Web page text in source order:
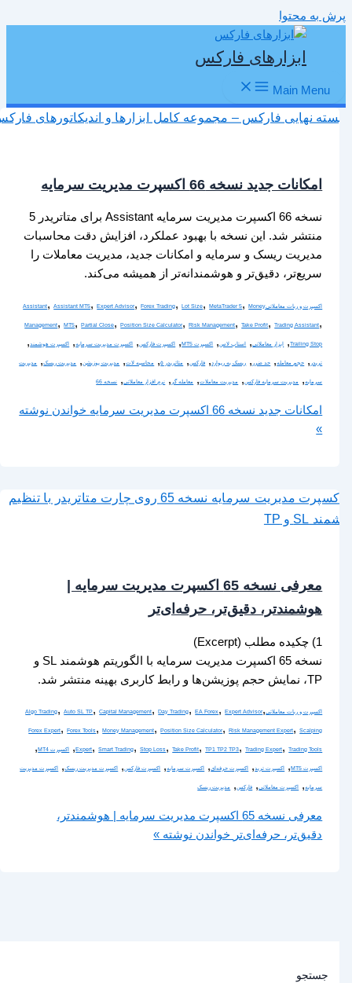
پرش به محتوا
ابزارهای فارکس
Main Menu
جستجو
امکانات جدید نسخه 66 اکسپرت مدیریت سرمایه
نسخه 66 اکسپرت مدیریت سرمایه Assistant برای متاتریدر 5
منتشر شد. این نسخه با بهبود عملکرد، افزایش دقت محاسبات
مدیریت ریسک و سرمایه و امکانات جدید، مدیریت معاملات را
سریع‌تر، دقیق‌تر و هوشمندانه‌تر از همیشه می‌کند.
اکسپرت و ربات معاملاتی Assistant ,Assistant MT5 ,Expert Advisor ,Forex Trading ,Lot Size ,MetaTrader 5 ,Money
Management ,MT5 ,Partial Close ,Position Size Calculator ,Risk Management ,Take Profit ,Trading Assistant
Trailing Stop
,ابزار معاملاتی,استاپ لاس, اکسپرت MT5 ,اکسپرت فارکس, اکسپرت مدیریت سرمایه,اکسپرت هوشمند,
تریدر, حجم معامله,حد ضرر, ریسک به ریوارد, فارکس, متاتریدر ۵ ,محاسبه لات,مدیریت پوزیشن, مدیریت ریسک,مدیریت
سرمایه,مدیریت سرمایه فارکس, مدیریت معاملات,معامله گر, نرم افزار معاملاتی,نسخه 66
امکانات جدید نسخه 66 اکسپرت مدیریت سرمایه
خواندن نوشته
»
معرفی نسخه 65 اکسپرت مدیریت سرمایه |
هوشمندتر، دقیق‌تر، حرفه‌ای‌تر
نسخه 65 اکسپرت مدیریت سرمایه با الگوریتم هوشمند SL و
TP، نمایش حجم پوزیشن‌ها و رابط کاربری بهینه منتشر شد.
اکسپرت و ربات معاملاتی Algo Trading ,Auto SL TP ,Capital Management ,Day Trading ,EA Forex ,Expert Advisor,
Forex Expert ,Forex Tools ,Money Management ,Position Size Calculator ,Risk Management Expert ,Scalping
Expert ,Smart Trading ,Stop Loss ,Take Profit ,TP1 TP2 TP3 ,Trading Expert ,Trading Tools
,اکسپرت MT4 ,
اکسپرت MT5 ,اکسپرت ترید ,اکسپرت حرفه‌ای,اکسپرت سرمایه,اکسپرت فارکس,اکسپرت مدیریت ریسک,اکسپرت مدیریت
سرمایه,اکسپرت معاملاتی,فارکس,مدیریت ریسک
معرفی نسخه 65 اکسپرت مدیریت سرمایه | هوشمندتر،
دقیق‌تر، حرفه‌ای‌ترخواندن نوشته »